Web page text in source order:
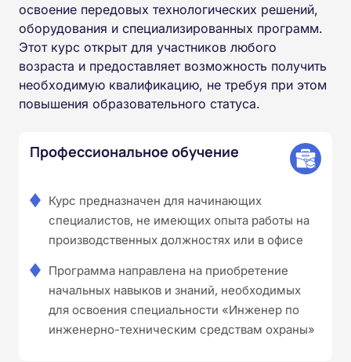
освоение передовых технологических решений,
оборудования и специализированных программ.
Этот курс открыт для участников любого
возраста и предоставляет возможность получить
необходимую квалификацию, не требуя при этом
повышения образовательного статуса.
Профессиональное обучение
Курс предназначен для начинающих
специалистов, не имеющих опыта работы на
производственных должностях или в офисе
Программа направлена на приобретение
начальных навыков и знаний, необходимых
для освоения специальности «Инженер по
инженерно-техническим средствам охраны»